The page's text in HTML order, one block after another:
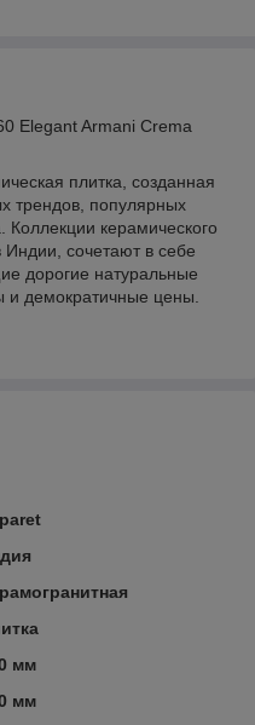
Elegant Armani Crema
плитка, созданная
трендов, популярных
Коллекции керамического
сочетают в себе
дорогие натуральные
демократичные цены.
мм
мм